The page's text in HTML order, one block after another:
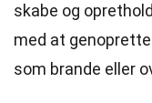
skabe og
med at
som brande eller